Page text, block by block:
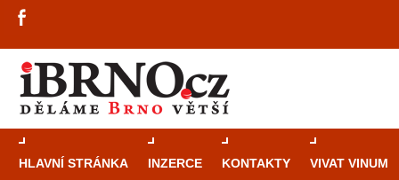
HLAVNÍ STRÁNKA INZERCE KONTAKTY VIVAT VINUM